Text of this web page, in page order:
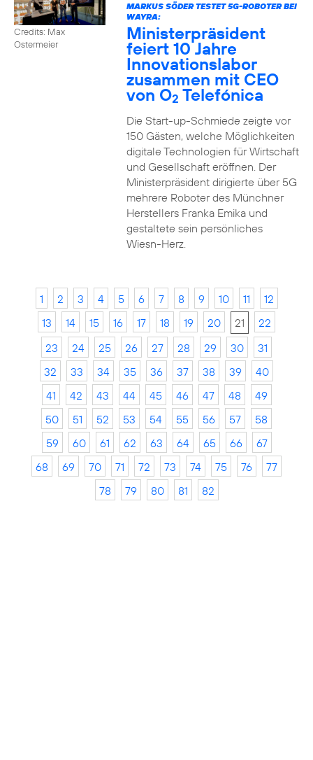
Credits: Max
Ostermeier
MARKUS SÖDER TESTET 5G-ROBOTER BEI
WAYRA:
Ministerpräsident
feiert 10 Jahre
Innovationslabor
zusammen mit CEO
von O2 Telefónica
Die Start-up-Schmiede zeigte vor
150 Gästen, welche Möglichkeiten
digitale Technologien für Wirtschaft
und Gesellschaft eröffnen. Der
Ministerpräsident dirigierte über 5G
mehrere Roboter des Münchner
Herstellers Franka Emika und
gestaltete sein persönliches
Wiesn-Herz.
1 2 3 4 5 6 7 8 9 10 11
12
13
14 15 16 17 18 19 20 21
22
23
24 25 26 27 28 29 30
31
32
33 34 35 36 37 38 39
40
41
42 43 44 45 46 47 48
49
50
51 52 53 54 55 56 57
58
59
60 61 62 63 64 65 66
67
68
69 70 71 72 73 74 75 76
77
78
79 80 81 82